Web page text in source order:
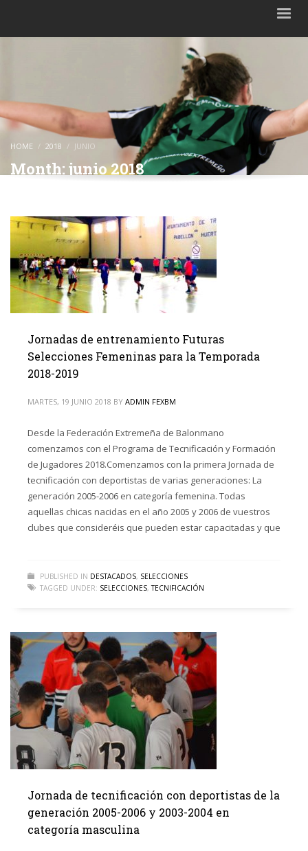
HOME 2018 JUNIO
Month: junio 2018
Jornadas de entrenamiento Futuras
Selecciones Femeninas para la Temporada
2018-2019
MARTES, 19 JUNIO 2018 BY ADMIN FEXBM
Desde la Federación Extremeña de Balonmano
comenzamos con el Programa de Tecnificación y Formación
de Jugadores 2018.Comenzamos con la primera Jornada de
tecnificación con deportistas de varias generaciones: La
generación 2005-2006 en categoría femenina. Todas
aquellas chicas nacidas en el año 2005 y 2006 de vuestros
clubes que consideréis que pueden estar capacitadas y que
PUBLISHED IN DESTACADOS, SELECCIONES
TAGGED UNDER: SELECCIONES,TECNIFICACIÓN
Jornada de tecnificación con deportistas de la
generación 2005-2006 y 2003-2004 en
categoría masculina